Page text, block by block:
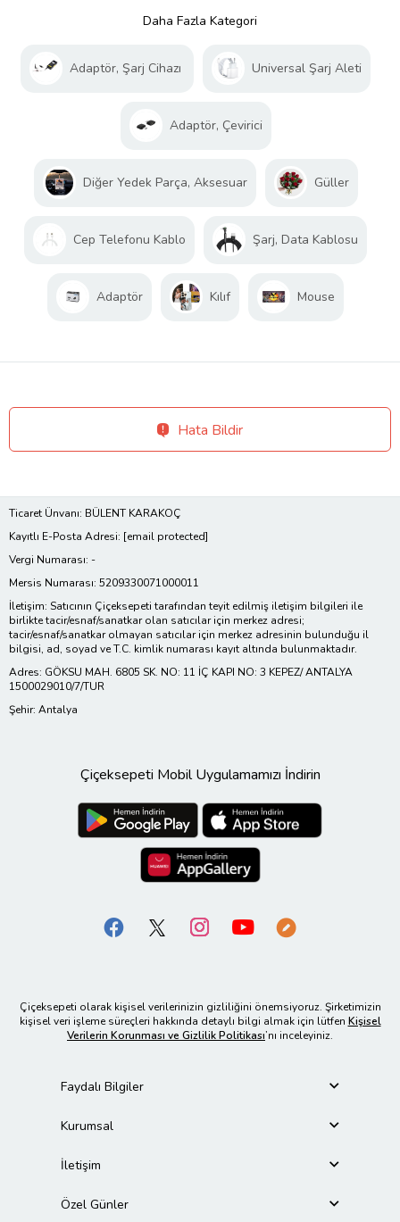
Daha Fazla Kategori
Adaptör, Şarj Cihazı Universal Şarj Aleti
Adaptör, Çevirici
Diğer Yedek Parça, Aksesuar Güller
Cep Telefonu Kablo Şarj, Data Kablosu
Adaptör Kılıf Mouse
Hata Bildir
Ticaret Ünvanı: BÜLENT KARAKOÇ
Kayıtlı E-Posta Adresi: [email protected]
Vergi Numarası: -
Mersis Numarası: 5209330071000011
İletişim: Satıcının Çiçeksepeti tarafından teyit edilmiş iletişim bilgileri ile
birlikte tacir/esnaf/sanatkar olan satıcılar için merkez adresi;
tacir/esnaf/sanatkar olmayan satıcılar için merkez adresinin bulunduğu il
bilgisi, ad, soyad ve T.C. kimlik numarası kayıt altında bulunmaktadır.
Adres: GÖKSU MAH. 6805 SK. NO: 11 İÇ KAPI NO: 3 KEPEZ/ ANTALYA
1500029010/7/TUR
Şehir: Antalya
Çiçeksepeti Mobil Uygulamamızı İndirin
Çiçeksepeti olarak kişisel verilerinizin gizliliğini önemsiyoruz. Şirketimizin
kişisel veri işleme süreçleri hakkında detaylı bilgi almak için lütfen Kişisel
Verilerin Korunması ve Gizlilik Politikası’nı inceleyiniz.
Faydalı Bilgiler
Kurumsal
İletişim
Özel Günler